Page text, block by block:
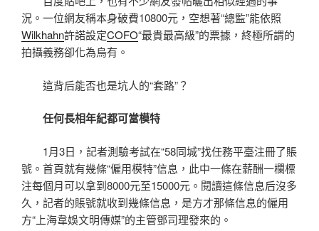
況。一位網友稱本身破費10800元，空想著“總監”能依照
Wilkhahn許諾設定COFO“最貴最高級”的票據，終極所謂的
拍攝義務卻化為烏有。
這背后能否也是坑人的“套路”？
任何長相年紀都可當模特
1月3日，記者測驗考試在“58同城”找任務平臺注冊了賬
號。首頁就有幾條“僱用模特”信息，此中一條在薪酬一欄標
注每個月可以拿到8000元至15000元。閱讀這條信息后沒多
久，記者的賬號就收到幾條信息，是方才那條信息的僱用
方“上海韋娛文明傳媒”的主管鄧司理發來的。